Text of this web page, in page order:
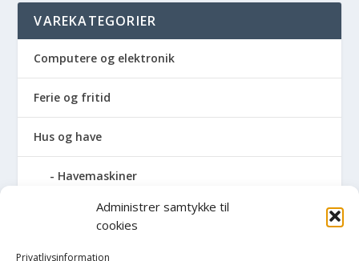
Administrer samtykke til
cookies
Privatlivsinformation
VAREKATEGORIER
Computere og elektronik
Ferie og fritid
Hus og have
Havemaskiner
Hvidevarer
Køkken